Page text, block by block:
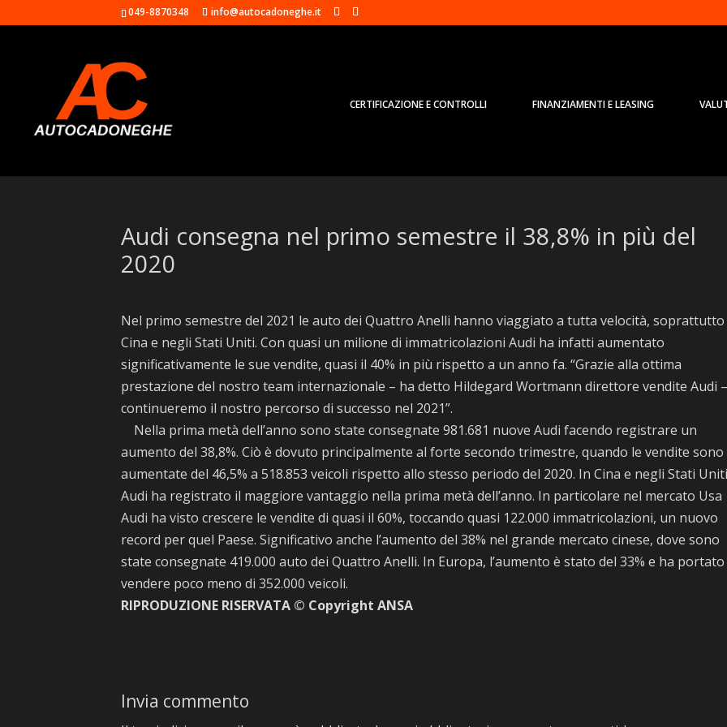
049-8870348 info@autocadoneghe.it
CERTIFICAZIONE E CONTROLLI FINANZIAMENTI E LEASING
Audi consegna nel primo semestre il 38,8% in più del
2020
Nel primo semestre del 2021 le auto dei Quattro Anelli hanno viaggiato a tutta velocità, soprattutto
Cina e negli Stati Uniti. Con quasi un milione di immatricolazioni Audi ha infatti aumentato
significativamente le sue vendite, quasi il 40% in più rispetto a un anno fa. “Grazie alla ottima
prestazione del nostro team internazionale – ha detto Hildegard Wortmann direttore vendite Audi –
continueremo il nostro percorso di successo nel 2021”.
Nella prima metà dell’anno sono state consegnate 981.681 nuove Audi facendo registrare un
aumento del 38,8%. Ciò è dovuto principalmente al forte secondo trimestre, quando le vendite sono
aumentate del 46,5% a 518.853 veicoli rispetto allo stesso periodo del 2020. In Cina e negli Stati Uniti
Audi ha registrato il maggiore vantaggio nella prima metà dell’anno. In particolare nel mercato Usa
Audi ha visto crescere le vendite di quasi il 60%, toccando quasi 122.000 immatricolazioni, un nuovo
record per quel Paese. Significativo anche l’aumento del 38% nel grande mercato cinese, dove sono
state consegnate 419.000 auto dei Quattro Anelli. In Europa, l’aumento è stato del 33% e ha portato
vendere poco meno di 352.000 veicoli.
RIPRODUZIONE RISERVATA © Copyright ANSA
Invia commento